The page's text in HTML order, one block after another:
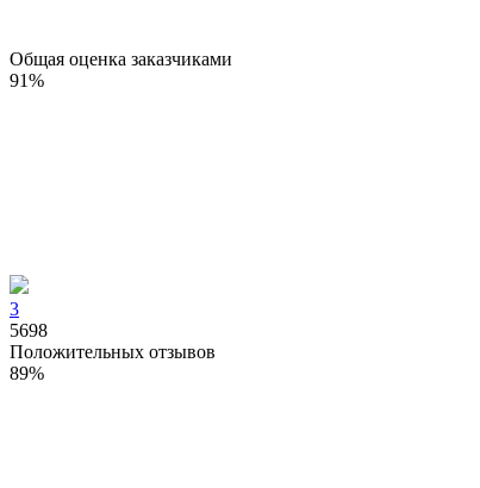
Общая оценка заказчиками
91%
3
5698
Положительных отзывов
89%